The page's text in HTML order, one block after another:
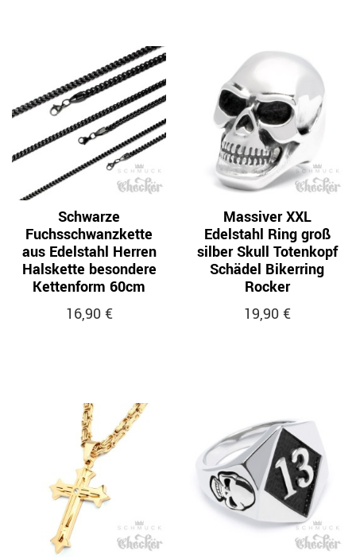
Schwarze
Fuchsschwanzkette
aus Edelstahl Herren
Halskette besondere
Kettenform 60cm
16,90 €
Massiver XXL
Edelstahl Ring groß
silber Skull Totenkopf
Schädel Bikerring
Rocker
19,90 €